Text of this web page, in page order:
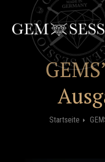
springen
Startseite